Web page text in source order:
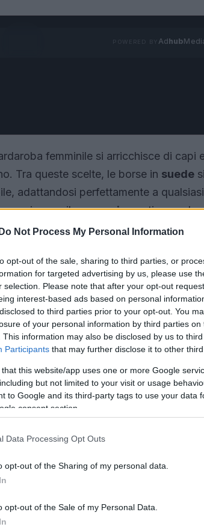
Do Not Process My Personal Information
opt-out of the sale, sharing to third parties, or
for targeted advertising by us, please use
selection. Please note that after your opt-out
interest-based ads based on personal
to third parties prior to your opt-out. You
of your personal information by third parties on
This information may also be disclosed by us to
Participants that may further disclose it to other third
that this website/app uses one or more Google
but not limited to your visit or usage
to Google and its third-party tags to use your data
consent section.
Data Processing Opt Outs
opt-out of the Sharing of my personal data.
opt-out of the Sale of my Personal Data.
Adhub
femminile si arricchisce di capi
Tra queste scelte, le borse in suede si
adattandosi perfettamente a
ogni anno, ilcamosciocontinua a
e il suo stile intramontabile.
in suede
è molto ampia, offrendo soluzioni per ogni